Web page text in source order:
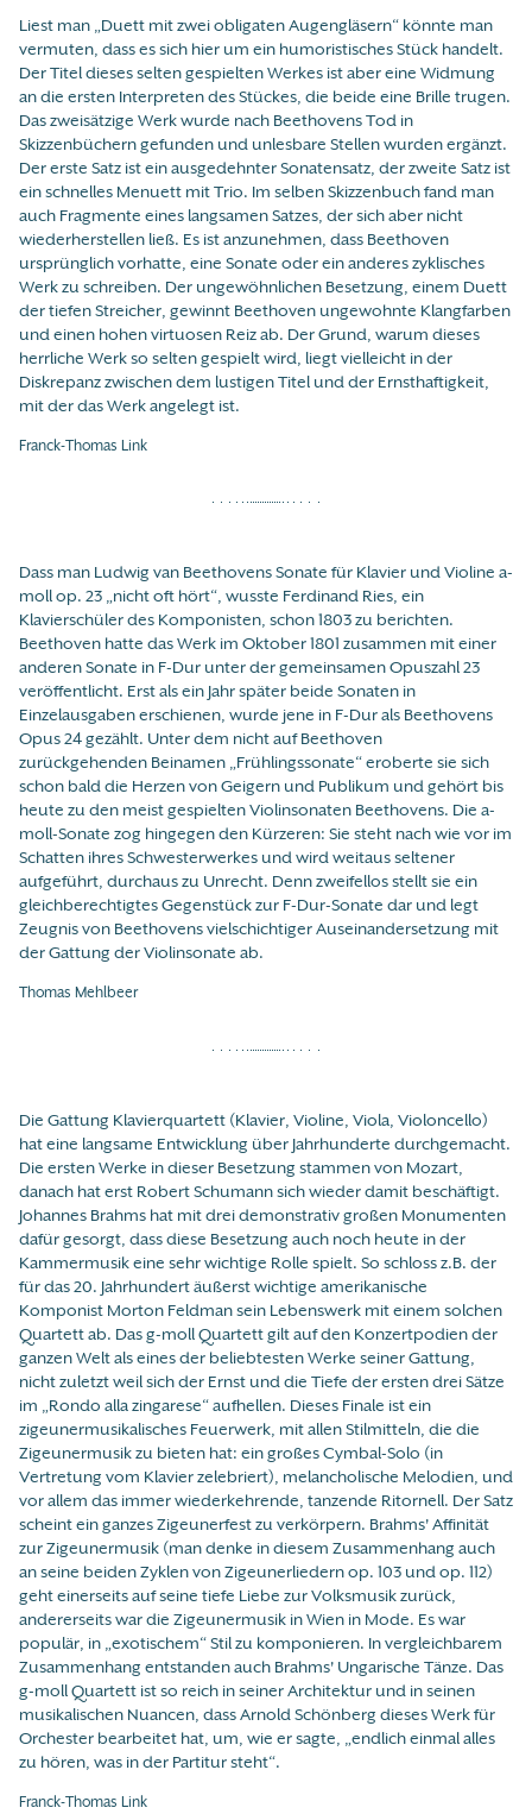
Liest man „Duett mit zwei obligaten Augengläsern“ könnte man
vermuten, dass es sich hier um ein humoristisches Stück handelt.
Der Titel dieses selten gespielten Werkes ist aber eine Widmung
an die ersten Interpreten des Stückes, die beide eine Brille trugen.
Das zweisätzige Werk wurde nach Beethovens Tod in
Skizzenbüchern gefunden und unlesbare Stellen wurden ergänzt.
Der erste Satz ist ein ausgedehnter Sonatensatz, der zweite Satz ist
ein schnelles Menuett mit Trio. Im selben Skizzenbuch fand man
auch Fragmente eines langsamen Satzes, der sich aber nicht
wiederherstellen ließ. Es ist anzunehmen, dass Beethoven
ursprünglich vorhatte, eine Sonate oder ein anderes zyklisches
Werk zu schreiben. Der ungewöhnlichen Besetzung, einem Duett
der tiefen Streicher, gewinnt Beethoven ungewohnte Klangfarben
und einen hohen virtuosen Reiz ab. Der Grund, warum dieses
herrliche Werk so selten gespielt wird, liegt vielleicht in der
Diskrepanz zwischen dem lustigen Titel und der Ernsthaftigkeit,
mit der das Werk angelegt ist.
Franck-Thomas Link
Dass man Ludwig van Beethovens Sonate für Klavier und Violine a-
moll op. 23 „nicht oft hört“, wusste Ferdinand Ries, ein
Klavierschüler des Komponisten, schon 1803 zu berichten.
Beethoven hatte das Werk im Oktober 1801 zusammen mit einer
anderen Sonate in F-Dur unter der gemeinsamen Opuszahl 23
veröffentlicht. Erst als ein Jahr später beide Sonaten in
Einzelausgaben erschienen, wurde jene in F-Dur als Beethovens
Opus 24 gezählt. Unter dem nicht auf Beethoven
zurückgehenden Beinamen „Frühlingssonate“ eroberte sie sich
schon bald die Herzen von Geigern und Publikum und gehört bis
heute zu den meist gespielten Violinsonaten Beethovens. Die a-
moll-Sonate zog hingegen den Kürzeren: Sie steht nach wie vor im
Schatten ihres Schwesterwerkes und wird weitaus seltener
aufgeführt, durchaus zu Unrecht. Denn zweifellos stellt sie ein
gleichberechtigtes Gegenstück zur F-Dur-Sonate dar und legt
Zeugnis von Beethovens vielschichtiger Auseinandersetzung mit
der Gattung der Violinsonate ab.
Thomas Mehlbeer
Die Gattung Klavierquartett (Klavier, Violine, Viola, Violoncello)
hat eine langsame Entwicklung über Jahrhunderte durchgemacht.
Die ersten Werke in dieser Besetzung stammen von Mozart,
danach hat erst Robert Schumann sich wieder damit beschäftigt.
Johannes Brahms hat mit drei demonstrativ großen Monumenten
dafür gesorgt, dass diese Besetzung auch noch heute in der
Kammermusik eine sehr wichtige Rolle spielt. So schloss z.B. der
für das 20. Jahrhundert äußerst wichtige amerikanische
Komponist Morton Feldman sein Lebenswerk mit einem solchen
Quartett ab. Das g-moll Quartett gilt auf den Konzertpodien der
ganzen Welt als eines der beliebtesten Werke seiner Gattung,
nicht zuletzt weil sich der Ernst und die Tiefe der ersten drei Sätze
im „Rondo alla zingarese“ aufhellen. Dieses Finale ist ein
zigeunermusikalisches Feuerwerk, mit allen Stilmitteln, die die
Zigeunermusik zu bieten hat: ein großes Cymbal-Solo (in
Vertretung vom Klavier zelebriert), melancholische Melodien, und
vor allem das immer wiederkehrende, tanzende Ritornell. Der Satz
scheint ein ganzes Zigeunerfest zu verkörpern. Brahms' Affinität
zur Zigeunermusik (man denke in diesem Zusammenhang auch
an seine beiden Zyklen von Zigeunerliedern op. 103 und op. 112)
geht einerseits auf seine tiefe Liebe zur Volksmusik zurück,
andererseits war die Zigeunermusik in Wien in Mode. Es war
populär, in „exotischem“ Stil zu komponieren. In vergleichbarem
Zusammenhang entstanden auch Brahms' Ungarische Tänze. Das
g-moll Quartett ist so reich in seiner Architektur und in seinen
musikalischen Nuancen, dass Arnold Schönberg dieses Werk für
Orchester bearbeitet hat, um, wie er sagte, „endlich einmal alles
zu hören, was in der Partitur steht“.
Franck-Thomas Link